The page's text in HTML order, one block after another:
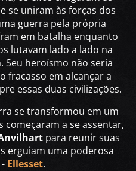
e se uniram às forças dos
guerra pela própria
em batalha enquanto
lutavam lado a lado na
Seu heroísmo não seria
fracasso em alcançar a
essas duas civilizações.
se transformou em um
começaram a se assentar,
para reunir suas
erguiam uma poderosa
Ellesset.